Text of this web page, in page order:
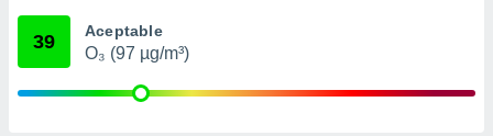
e
39 Aceptable
O₃ (97 µg/m³)